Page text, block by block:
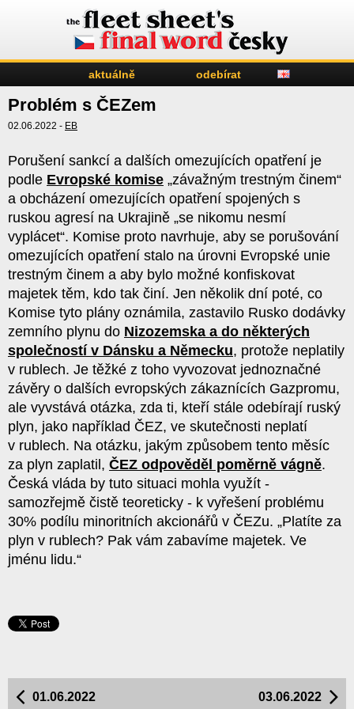
aktuálně odebírat
Problém s ČEZem
02.06.2022 - EB
Porušení sankcí a dalších omezujících opatření je
podle Evropské komise „závažným trestným činem“
a obcházení omezujících opatření spojených s
ruskou agresí na Ukrajině „se nikomu nesmí
vyplácet“. Komise proto navrhuje, aby se porušování
omezujících opatření stalo na úrovni Evropské unie
trestným činem a aby bylo možné konfiskovat
majetek těm, kdo tak činí. Jen několik dní poté, co
Komise tyto plány oznámila, zastavilo Rusko dodávky
zemního plynu do Nizozemska a do některých
společností v Dánsku a Německu, protože neplatily
v rublech. Je těžké z toho vyvozovat jednoznačné
závěry o dalších evropských zákaznících Gazpromu,
ale vyvstává otázka, zda ti, kteří stále odebírají ruský
plyn, jako například ČEZ, ve skutečnosti neplatí
v rublech. Na otázku, jakým způsobem tento měsíc
za plyn zaplatil, ČEZ odpověděl poměrně vágně.
Česká vláda by tuto situaci mohla využít -
samozřejmě čistě teoreticky - k vyřešení problému
30% podílu minoritních akcionářů v ČEZu. „Platíte za
plyn v rublech? Pak vám zabavíme majetek. Ve
jménu lidu.“
03.06.2022
01.06.2022